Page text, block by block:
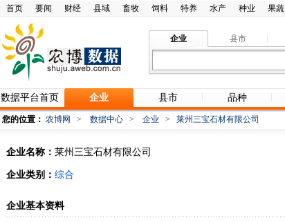
首页 要闻 财经 县域 畜牧 饲料 特养 水产 种业 果蔬
企业 县市
数据平台首页 企业 县市 品种
您的位置： 农博网 > 数据中心 > 企业 > 莱州三宝石材有限公司
企业名称： 莱州三宝石材有限公司
企业类别： 综合
企业基本资料